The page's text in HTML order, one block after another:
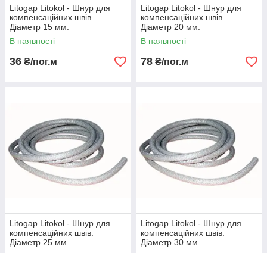
Litogap Litokol - Шнур для
компенсаційних швів.
Діаметр 15 мм.
В наявності
36 ₴/пог.м
Litogap Litokol - Шнур для
компенсаційних швів.
Діаметр 20 мм.
В наявності
78 ₴/пог.м
Litogap Litokol - Шнур для
компенсаційних швів.
Діаметр 25 мм.
Litogap Litokol - Шнур для
компенсаційних швів.
Діаметр 30 мм.